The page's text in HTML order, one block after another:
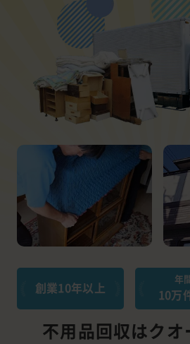
創業10年以上
年
10万
不用品回収はクオ